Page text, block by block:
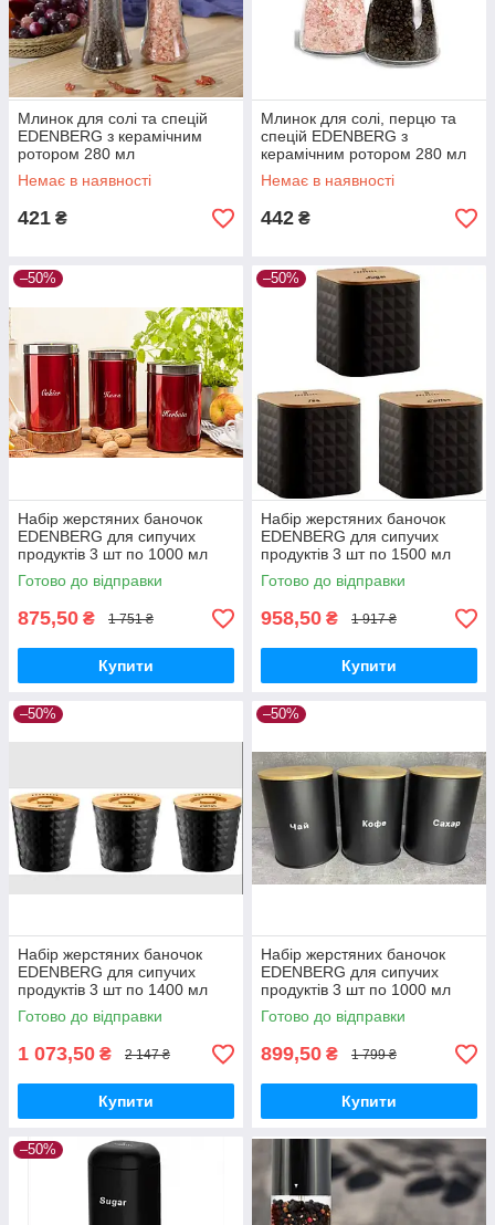
Млинок для солі та спецій
EDENBERG з керамічним
ротором 280 мл
Немає в наявності
421 ₴
Млинок для солі, перцю та
спецій EDENBERG з
керамічним ротором 280 мл
Немає в наявності
442 ₴
–50%
Набір жерстяних баночок
EDENBERG для сипучих
продуктів 3 шт по 1000 мл
Готово до відправки
875,50 ₴ 1 751 ₴
Купити
–50%
Набір жерстяних баночок
EDENBERG для сипучих
продуктів 3 шт по 1500 мл
Готово до відправки
958,50 ₴ 1 917 ₴
Купити
–50%
Набір жерстяних баночок
EDENBERG для сипучих
продуктів 3 шт по 1400 мл
Готово до відправки
1 073,50 ₴ 2 147 ₴
Купити
–50%
Набір жерстяних баночок
EDENBERG для сипучих
продуктів 3 шт по 1000 мл
чорна
Готово до відправки
899,50 ₴ 1 799 ₴
Купити
–50%